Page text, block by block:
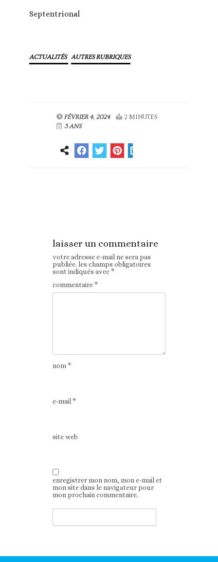
Septentrional
ACTUALITÉS AUTRES RUBRIQUES
FÉVRIER 4, 2024
2 MINUTES
3 ANS
laisser un commentaire
votre adresse e-mail ne sera pas
publiée. les champs obligatoires
sont indiqués avec*
commentaire*
nom*
e-mail*
site web
enregistrer mon nom, mon e-mail et
mon site dans le navigateur pour
mon prochain commentaire.